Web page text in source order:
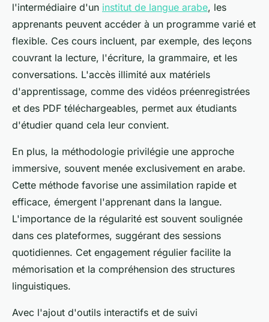
l'intermédiaire d'un institut de langue arabe, les
apprenants peuvent accéder à un programme varié et
flexible. Ces cours incluent, par exemple, des leçons
couvrant la lecture, l'écriture, la grammaire, et les
conversations. L'accès illimité aux matériels
d'apprentissage, comme des vidéos préenregistrées
et des PDF téléchargeables, permet aux étudiants
d'étudier quand cela leur convient.
En plus, la méthodologie privilégie une approche
immersive, souvent menée exclusivement en arabe.
Cette méthode favorise une assimilation rapide et
efficace, émergent l'apprenant dans la langue.
L'importance de la régularité est souvent soulignée
dans ces plateformes, suggérant des sessions
quotidiennes. Cet engagement régulier facilite la
mémorisation et la compréhension des structures
linguistiques.
Avec l'ajout d'outils interactifs et de suivi